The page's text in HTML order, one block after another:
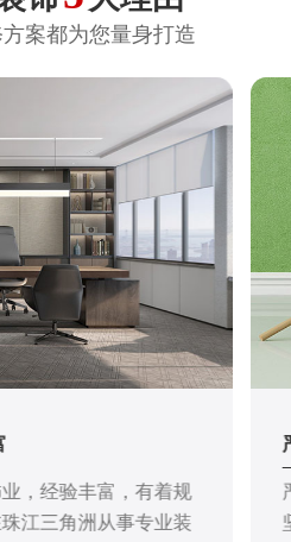
案都为您量身打造
，经验丰富，有着规
江三角洲从事专业装